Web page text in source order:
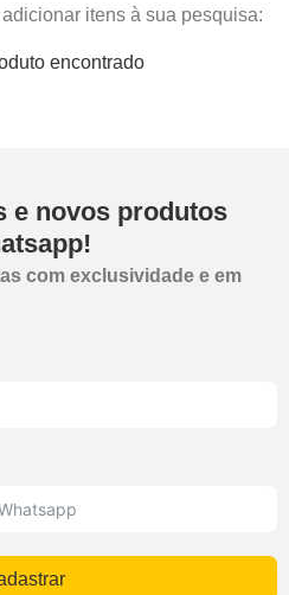
itens à sua pesquisa:
encontrado
e novos produtos
com exclusividade e em